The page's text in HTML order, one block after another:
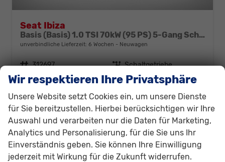
Seat Ibiza
Basis (Basis) 1.0 TSI 70kW (95 PS) 5-Gang Schaltgetriebe
unverbindliche Lieferzeit: 6 Wochen Neuwagen
Fahrzeugnr. 312697 Getriebe Schaltgetriebe
Kraftstoff Benzin Außenfarbe Blau, Fjord-Blau (9K)
21.030,– €
incl. 19% MwSt.
Details
Verbrauch kombiniert:5,40 l/100km
CO2-Klasse: D
CO -Emissionen:124,00 g/km
Wir respektieren Ihre Privatsphäre
Unsere Website setzt Cookies ein, um unsere Dienste
für Sie bereitzustellen. Hierbei berücksichtigen wir Ihre
Auswahl und verarbeiten nur die Daten für Marketing,
Analytics und Personalisierung, für die Sie uns Ihr
Einverständnis geben. Sie können Ihre Einwilligung
jederzeit mit Wirkung für die Zukunft widerrufen.